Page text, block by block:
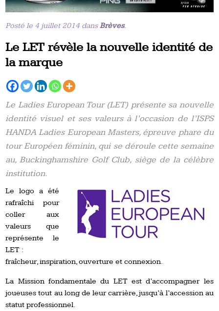
Posté le 4 juillet 2014 dansBrèves.
Le LET révèle la nouvelle identité de
la marque
Le Ladies European Tour (LET) présente sa nouvelle
identité visuel et ses valeurs à l’occasion de l’ISPS
HANDA Ladies European Masters, épreuve phare du
tour Européen féminin, qui se déroule cette semaine
au, Buckinghamshire Golf Club, siège de la célèbre
institution.
Le logo a été
rafraîchi pour
coller aux
valeurs que
représente le
LET :
fraîcheur, inspiration, ouverture et connexion.
La Mission fondamentale du LET est d’accompagner les
joueuses tout au long de leur carrière, jusqu’à l’accession au
statut professionnel.